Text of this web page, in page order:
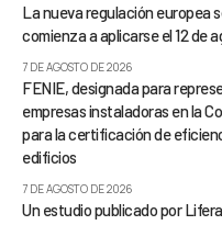
La nueva regulación europea
comienza a aplicarse el 12 de
7 DE AGOSTO DE 2026
FENIE, designada para
empresas instaladoras en la
para la certificación de
edificios
7 DE AGOSTO DE 2026
Un estudio publicado por